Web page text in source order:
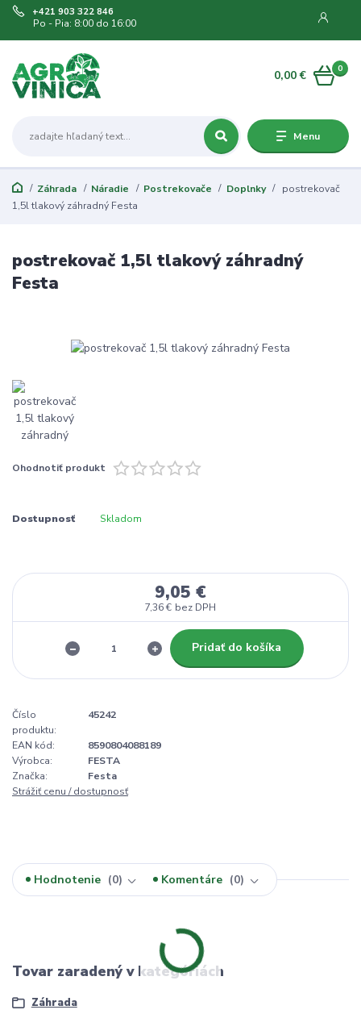
Menu
+421 903 322 846
Po - Pia: 8:00 do 16:00
0
0,00 €
Záhrada Náradie Postrekovače Doplnky
postrekovač
1,5l tlakový záhradný Festa
postrekovač 1,5l tlakový záhradný
Festa
Ohodnotiť produkt
Dostupnosť Skladom
9,05 €
7,36 € bez DPH
Pridať do košíka
Číslo
produktu:
45242
EAN kód:
8590804088189
Výrobca:
FESTA
Značka:
Festa
Strážiť cenu / dostupnosť
Hodnotenie 0 Komentáre 0
Tovar zaradený v kategóriách
Záhrada